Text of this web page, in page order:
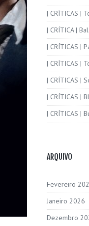
| CRÍTICAS |
| CRÍTICA |
| CRÍTICAS |
| CRÍTICAS |
| CRÍTICAS |
| CRÍTICAS |
| CRÍTICAS |
ARQUIVO
Fevereiro
Janeiro 2026
Dezembro